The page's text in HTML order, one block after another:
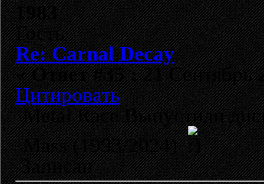
1983
Гость
Re: Carnal Decay
«Ответ #35 :21 Сентябрь
Цитировать
Metal Race Выпустили
Mass (1993/2024)
Записан